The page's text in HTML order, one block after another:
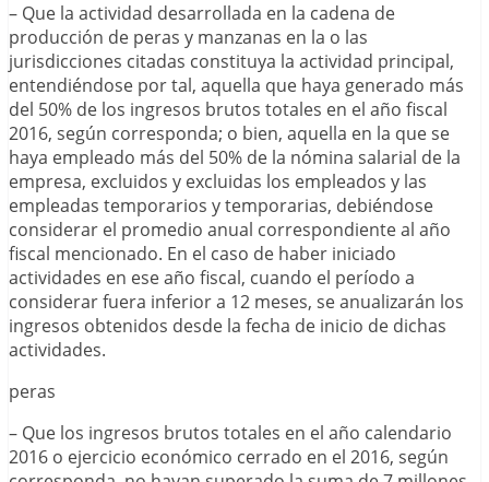
– Que la actividad desarrollada en la cadena de
producción de peras y manzanas en la o las
jurisdicciones citadas constituya la actividad principal,
entendiéndose por tal, aquella que haya generado más
del 50% de los ingresos brutos totales en el año fiscal
2016, según corresponda; o bien, aquella en la que se
haya empleado más del 50% de la nómina salarial de la
empresa, excluidos y excluidas los empleados y las
empleadas temporarios y temporarias, debiéndose
considerar el promedio anual correspondiente al año
fiscal mencionado. En el caso de haber iniciado
actividades en ese año fiscal, cuando el período a
considerar fuera inferior a 12 meses, se anualizarán los
ingresos obtenidos desde la fecha de inicio de dichas
actividades.
peras
– Que los ingresos brutos totales en el año calendario
2016 o ejercicio económico cerrado en el 2016, según